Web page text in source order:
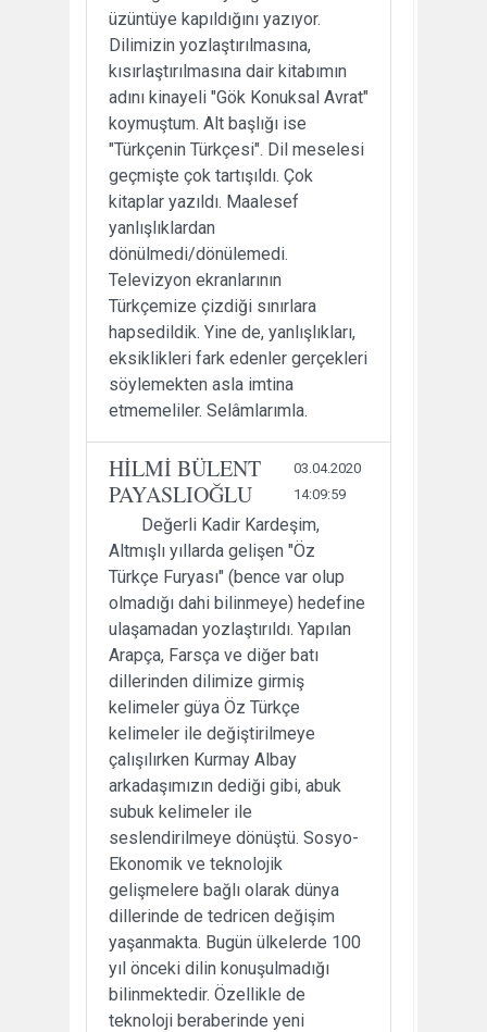
üzüntüye kapıldığını yazıyor.
Dilimizin yozlaştırılmasına,
kısırlaştırılmasına dair kitabımın
adını kinayeli "Gök Konuksal Avrat"
koymuştum. Alt başlığı ise
"Türkçenin Türkçesi". Dil meselesi
geçmişte çok tartışıldı. Çok
kitaplar yazıldı. Maalesef
yanlışlıklardan
dönülmedi/dönülemedi.
Televizyon ekranlarının
Türkçemize çizdiği sınırlara
hapsedildik. Yine de, yanlışlıkları,
eksiklikleri fark edenler gerçekleri
söylemekten asla imtina
etmemeliler. Selâmlarımla.
HİLMİ BÜLENT
PAYASLIOĞLU
03.04.2020
14:09:59
Değerli Kadir Kardeşim,
Altmışlı yıllarda gelişen "Öz
Türkçe Furyası" (bence var olup
olmadığı dahi bilinmeye) hedefine
ulaşamadan yozlaştırıldı. Yapılan
Arapça, Farsça ve diğer batı
dillerinden dilimize girmiş
kelimeler güya Öz Türkçe
kelimeler ile değiştirilmeye
çalışılırken Kurmay Albay
arkadaşımızın dediği gibi, abuk
subuk kelimeler ile
seslendirilmeye dönüştü. Sosyo-
Ekonomik ve teknolojik
gelişmelere bağlı olarak dünya
dillerinde de tedricen değişim
yaşanmakta. Bugün ülkelerde 100
yıl önceki dilin konuşulmadığı
bilinmektedir. Özellikle de
teknoloji beraberinde yeni